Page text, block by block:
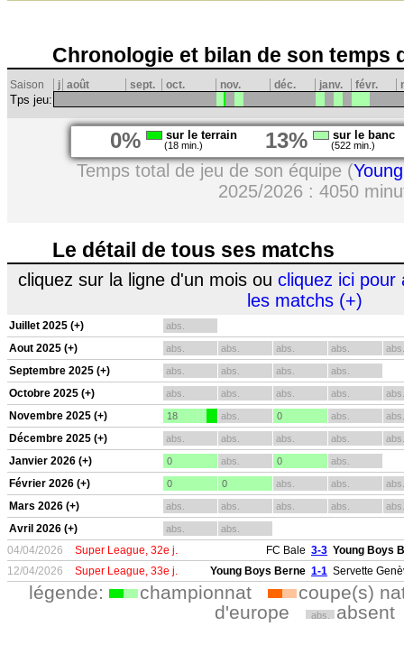
Chronologie et bilan de son temps
Saison j août sept. oct. nov. déc. janv. févr.
Tps jeu:
0% sur le terrain
(18 min.) 13% sur le banc
(522 min.)
Temps total de jeu de son équipe (
2025/2026 : 4050
Le détail de tous ses matchs
cliquez sur la ligne d'un mois ou cliquez ici pour
les matchs (+)
Juillet 2025 (+) abs.
Aout 2025 (+) abs. abs. abs. abs. abs.
Septembre 2025 (+) abs. abs. abs. abs.
Octobre 2025 (+) abs. abs. abs. abs. abs.
Novembre 2025 (+) 18 abs. 0 abs. abs.
Décembre 2025 (+) abs. abs. abs. abs. abs.
Janvier 2026 (+) 0 abs. 0 abs.
Février 2026 (+) 0 0 abs. abs. abs.
Mars 2026 (+) abs. abs. abs. abs. abs.
Avril 2026 (+) abs. abs.
04/04/2026 Super League, 32e j. FC Bale 3-3 Young Boys
12/04/2026
Super League, 33e j. Young Boys Berne 1-1 Servette
légende: championnat
coupe(s)
d'europe
abs. absent